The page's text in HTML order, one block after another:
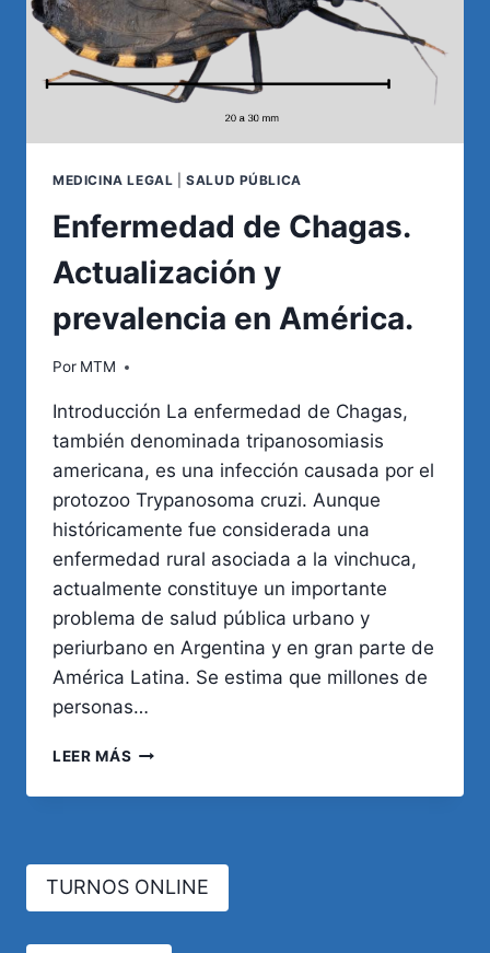
MEDICINA LEGAL |SALUD PÚBLICA
Enfermedad de Chagas.
Actualización y
prevalencia en América.
Por MTM
Introducción La enfermedad de Chagas,
también denominada tripanosomiasis
americana, es una infección causada por el
protozoo Trypanosoma cruzi. Aunque
históricamente fue considerada una
enfermedad rural asociada a la vinchuca,
actualmente constituye un importante
problema de salud pública urbano y
periurbano en Argentina y en gran parte de
América Latina. Se estima que millones de
personas…
LEER MÁS ENFERMEDAD
CHAGAS.
PREVALENCIA
EN
AMÉRICA.
TURNOS ONLINE